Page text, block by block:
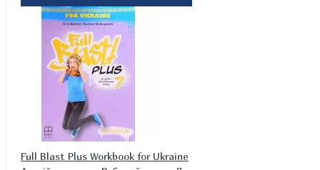
Full Blast Plus Workbook for Ukraine